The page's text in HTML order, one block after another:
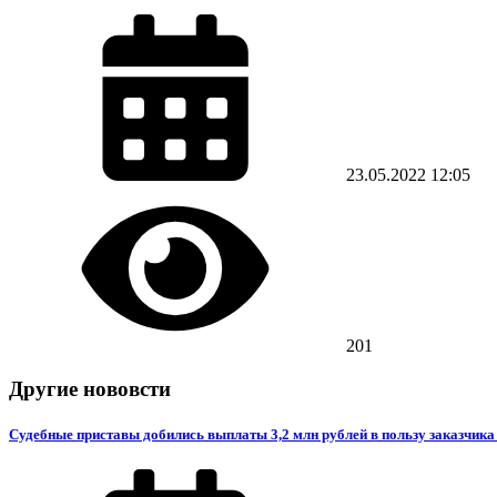
23.05.2022 12:05
201
Другие нововсти
Судебные приставы добились выплаты 3,2 млн рублей в пользу